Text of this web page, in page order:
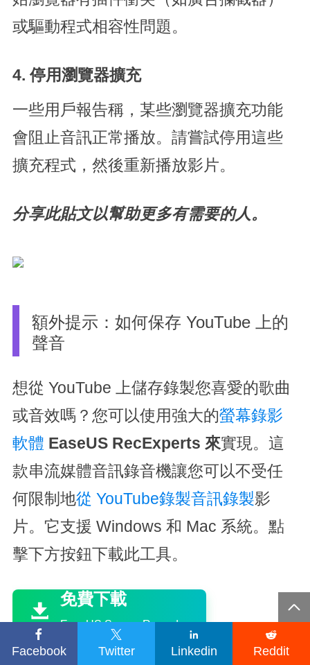

Facebook

Twitter

Linkedin

Reddit
或驅動程式相容性問題。
4. 停用瀏覽器擴充
一些用戶報告稱，某些瀏覽器擴充功能
會阻止音訊正常播放。請嘗試停用這些
擴充程式，然後重新播放影片。
分享此貼文以幫助更多有需要的人。
額外提示：如何保存 YouTube 上的
聲音
想從 YouTube 上儲存錄製您喜愛的歌曲
或音效嗎？您可以使用強大的螢幕錄影
軟體 EaseUS RecExperts 來實現。這
款串流媒體音訊錄音機讓您可以不受任
何限制地從 YouTube錄製音訊錄製影
片。它支援 Windows 和 Mac 系統。點
擊下方按鈕下載此工具。


免費下載
EaseUS Screen Recorder
 Trustpilot 評分 4.7
